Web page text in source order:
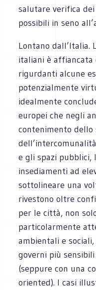
salutare verifica
possibili in seno
Lontano dall’Italia.
italiani è affiancata
rigurdanti alcune
potenzialmente
idealmente
europei che negli
contenimento dello
e gli spazi pubblici,
insediamenti ad
sottolineare una
rivestono oltre
per le città, non
particolarmente
ambientali e
governi più
(seppure con una
oriented). I casi